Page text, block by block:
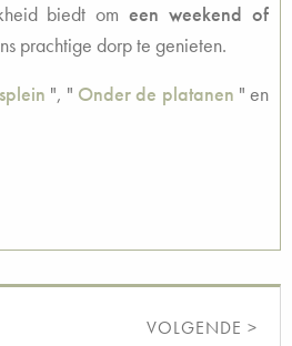
biedt omeen weekend of
prachtige dorp te genieten.
", " Onder de platanen " en
VOLGENDE >